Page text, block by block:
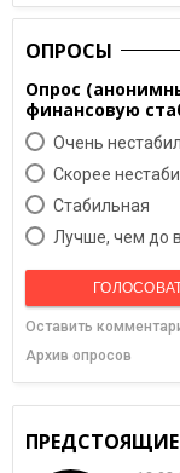
ОПРОСЫ
Опрос
финансовую
Очень
Скорее
Cтабильная
Лучше, чем до
Оставить
Архив опросов